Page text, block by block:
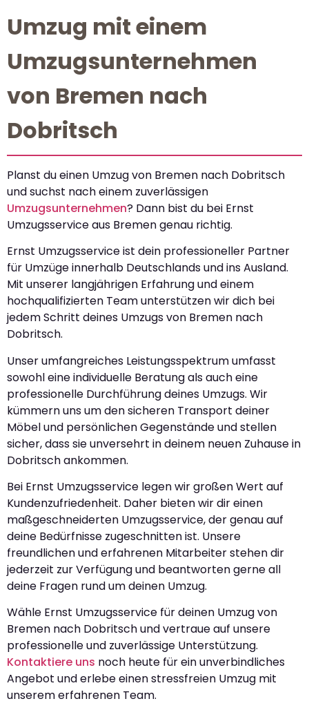
Umzug mit einem
Umzugsunternehmen
von Bremen nach
Dobritsch
Planst du einen Umzug von Bremen nach Dobritsch
und suchst nach einem zuverlässigen
Umzugsunternehmen? Dann bist du bei Ernst
Umzugsservice aus Bremen genau richtig.
Ernst Umzugsservice ist dein professioneller Partner
für Umzüge innerhalb Deutschlands und ins Ausland.
Mit unserer langjährigen Erfahrung und einem
hochqualifizierten Team unterstützen wir dich bei
jedem Schritt deines Umzugs von Bremen nach
Dobritsch.
Unser umfangreiches Leistungsspektrum umfasst
sowohl eine individuelle Beratung als auch eine
professionelle Durchführung deines Umzugs. Wir
kümmern uns um den sicheren Transport deiner
Möbel und persönlichen Gegenstände und stellen
sicher, dass sie unversehrt in deinem neuen Zuhause in
Dobritsch ankommen.
Bei Ernst Umzugsservice legen wir großen Wert auf
Kundenzufriedenheit. Daher bieten wir dir einen
maßgeschneiderten Umzugsservice, der genau auf
deine Bedürfnisse zugeschnitten ist. Unsere
freundlichen und erfahrenen Mitarbeiter stehen dir
jederzeit zur Verfügung und beantworten gerne all
deine Fragen rund um deinen Umzug.
Wähle Ernst Umzugsservice für deinen Umzug von
Bremen nach Dobritsch und vertraue auf unsere
professionelle und zuverlässige Unterstützung.
Kontaktiere uns noch heute für ein unverbindliches
Angebot und erlebe einen stressfreien Umzug mit
unserem erfahrenen Team.